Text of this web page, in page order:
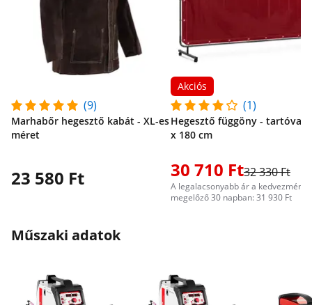
(9)
Marhabőr hegesztő kabát - XL-es
méret
23 580 Ft
Akciós
(1)
Hegesztő függöny - tartóval -
x 180 cm
30 710 Ft32 330 Ft
A legalacsonyabb ár a kedvezményt
megelőző 30 napban: 31 930 Ft
Műszaki adatok